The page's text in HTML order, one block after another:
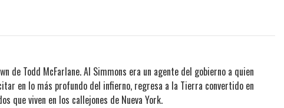
de Todd McFarlane. Al Simmons era un agente del gobierno a quien
en lo más profundo del infierno, regresa a la Tierra convertido en
que viven en los callejones de Nueva York.